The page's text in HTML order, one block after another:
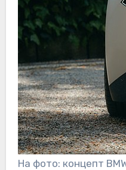
На фото: концепт